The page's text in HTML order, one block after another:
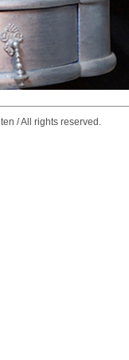
/ All rights reserved.